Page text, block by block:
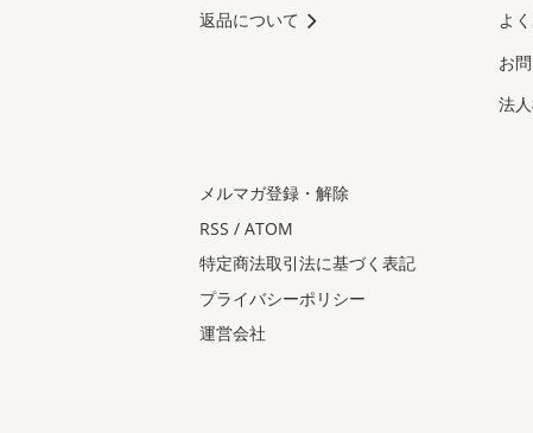
返品について
よ
お
法
メルマガ登録・解除
RSS / ATOM
特定商法取引法に基づく表記
プライバシーポリシー
運営会社